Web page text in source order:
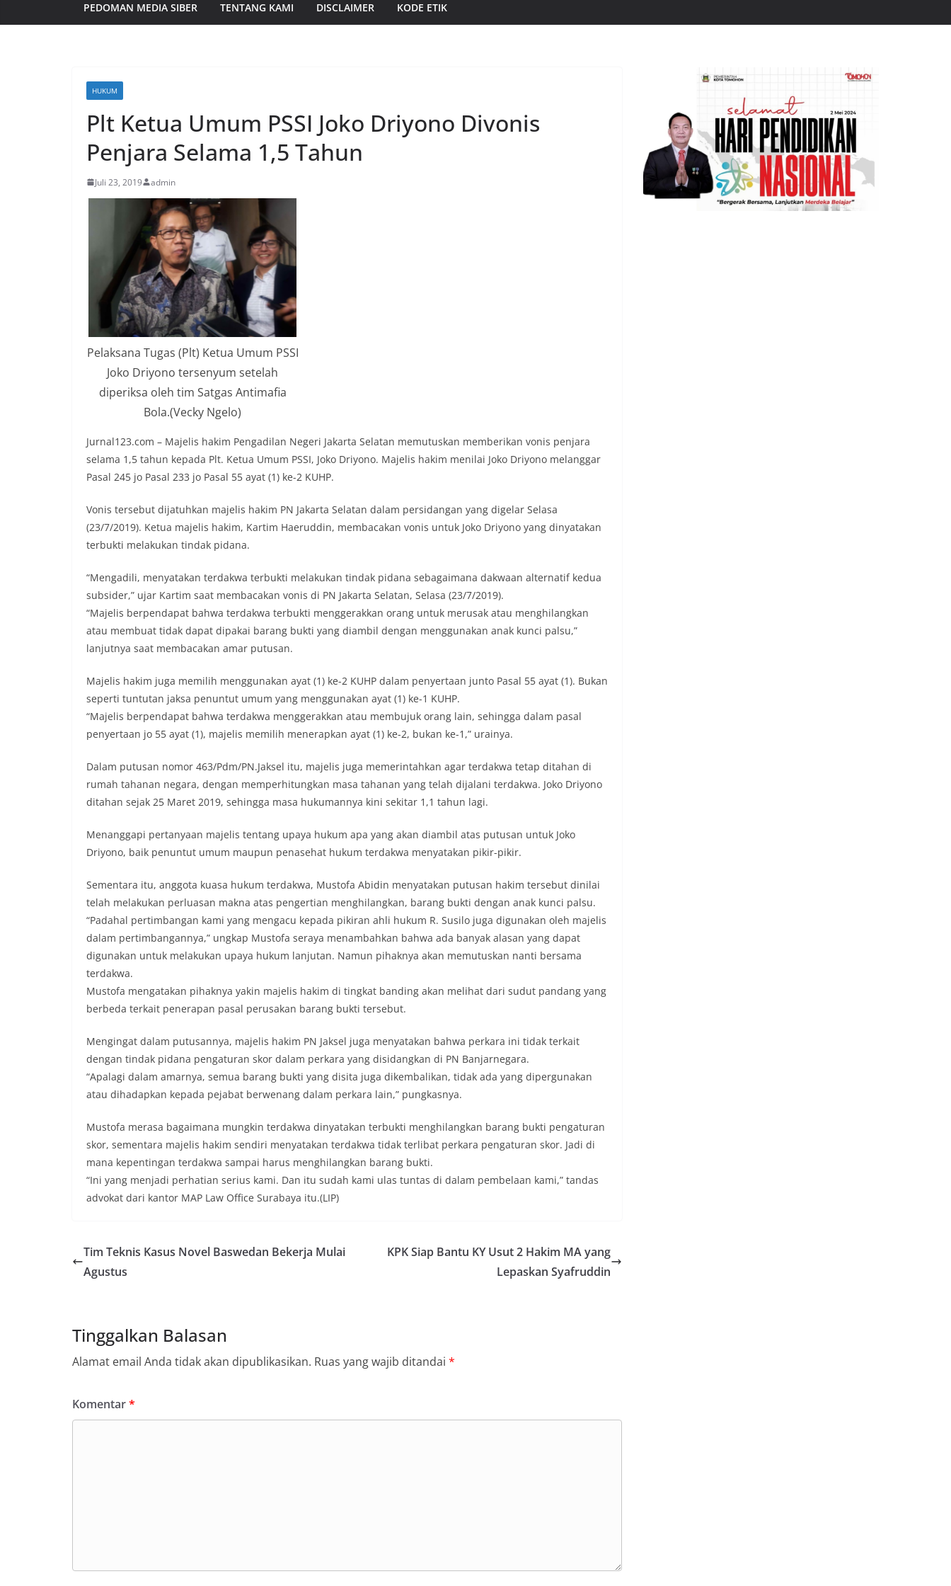
PEDOMAN MEDIA SIBER TENTANG KAMI DISCLAIMER KODE ETIK
HUKUM
Plt Ketua Umum PSSI Joko Driyono Divonis
Penjara Selama 1,5 Tahun
Juli 23, 2019 admin
Pelaksana Tugas (Plt) Ketua Umum PSSI
Joko Driyono tersenyum setelah
diperiksa oleh tim Satgas Antimafia
Bola.(Vecky Ngelo)
Jurnal123.com – Majelis hakim Pengadilan Negeri Jakarta Selatan memutuskan memberikan vonis penjara
selama 1,5 tahun kepada Plt. Ketua Umum PSSI, Joko Driyono. Majelis hakim menilai Joko Driyono melanggar
Pasal 245 jo Pasal 233 jo Pasal 55 ayat (1) ke-2 KUHP.
Vonis tersebut dijatuhkan majelis hakim PN Jakarta Selatan dalam persidangan yang digelar Selasa
(23/7/2019). Ketua majelis hakim, Kartim Haeruddin, membacakan vonis untuk Joko Driyono yang dinyatakan
terbukti melakukan tindak pidana.
“Mengadili, menyatakan terdakwa terbukti melakukan tindak pidana sebagaimana dakwaan alternatif kedua
subsider,” ujar Kartim saat membacakan vonis di PN Jakarta Selatan, Selasa (23/7/2019).
“Majelis berpendapat bahwa terdakwa terbukti menggerakkan orang untuk merusak atau menghilangkan
atau membuat tidak dapat dipakai barang bukti yang diambil dengan menggunakan anak kunci palsu,”
lanjutnya saat membacakan amar putusan.
Majelis hakim juga memilih menggunakan ayat (1) ke-2 KUHP dalam penyertaan junto Pasal 55 ayat (1). Bukan
seperti tuntutan jaksa penuntut umum yang menggunakan ayat (1) ke-1 KUHP.
“Majelis berpendapat bahwa terdakwa menggerakkan atau membujuk orang lain, sehingga dalam pasal
penyertaan jo 55 ayat (1), majelis memilih menerapkan ayat (1) ke-2, bukan ke-1,” urainya.
Dalam putusan nomor 463/Pdm/PN.Jaksel itu, majelis juga memerintahkan agar terdakwa tetap ditahan di
rumah tahanan negara, dengan memperhitungkan masa tahanan yang telah dijalani terdakwa. Joko Driyono
ditahan sejak 25 Maret 2019, sehingga masa hukumannya kini sekitar 1,1 tahun lagi.
Menanggapi pertanyaan majelis tentang upaya hukum apa yang akan diambil atas putusan untuk Joko
Driyono, baik penuntut umum maupun penasehat hukum terdakwa menyatakan pikir-pikir.
Sementara itu, anggota kuasa hukum terdakwa, Mustofa Abidin menyatakan putusan hakim tersebut dinilai
telah melakukan perluasan makna atas pengertian menghilangkan, barang bukti dengan anak kunci palsu.
“Padahal pertimbangan kami yang mengacu kepada pikiran ahli hukum R. Susilo juga digunakan oleh majelis
dalam pertimbangannya,” ungkap Mustofa seraya menambahkan bahwa ada banyak alasan yang dapat
digunakan untuk melakukan upaya hukum lanjutan. Namun pihaknya akan memutuskan nanti bersama
terdakwa.
Mustofa mengatakan pihaknya yakin majelis hakim di tingkat banding akan melihat dari sudut pandang yang
berbeda terkait penerapan pasal perusakan barang bukti tersebut.
Mengingat dalam putusannya, majelis hakim PN Jaksel juga menyatakan bahwa perkara ini tidak terkait
dengan tindak pidana pengaturan skor dalam perkara yang disidangkan di PN Banjarnegara.
“Apalagi dalam amarnya, semua barang bukti yang disita juga dikembalikan, tidak ada yang dipergunakan
atau dihadapkan kepada pejabat berwenang dalam perkara lain,” pungkasnya.
Mustofa merasa bagaimana mungkin terdakwa dinyatakan terbukti menghilangkan barang bukti pengaturan
skor, sementara majelis hakim sendiri menyatakan terdakwa tidak terlibat perkara pengaturan skor. Jadi di
mana kepentingan terdakwa sampai harus menghilangkan barang bukti.
“Ini yang menjadi perhatian serius kami. Dan itu sudah kami ulas tuntas di dalam pembelaan kami,” tandas
advokat dari kantor MAP Law Office Surabaya itu.(LIP)
Tim Teknis Kasus Novel Baswedan Bekerja Mulai
Agustus
KPK Siap Bantu KY Usut 2 Hakim MA yang
Lepaskan Syafruddin
Tinggalkan Balasan
Alamat email Anda tidak akan dipublikasikan. Ruas yang wajib ditandai *
Komentar*